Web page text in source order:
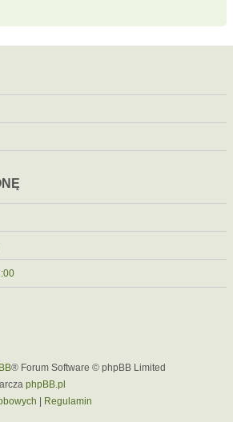
® Forum Software © phpBB Limited
phpBB.pl
Regulamin